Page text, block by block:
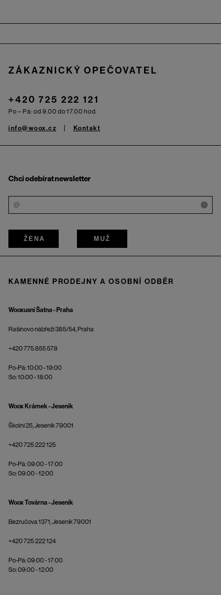
ZÁKAZNICKÝ OPEČOVATEL
+420 725 222 121
Po – Pá: od 9.00 do 17.00 hod.
info@woox.cz Kontakt
Chci odebírat newsletter
i
ŽENA MUŽ
KAMENNÉ PRODEJNY A OSOBNÍ ODBĚR
Wooxusní Šatna - Praha
Rašínovo nábřeží 385/54, Praha
+420 775 855 578
Po-Pá: 10:00 - 19:00
So: 10:00 - 18:00
Woox Krámek - Jeseník
Školní 25, Jeseník 79001
+420 725 222 125
Po-Pá: 09:00 - 17:00
So: 09:00 - 12:00
Woox Továrna - Jeseník
Bezručova 1371, Jeseník 79001
+420 725 222 124
Po-Pá: 09:00 - 17:00
So: 09:00 - 12:00